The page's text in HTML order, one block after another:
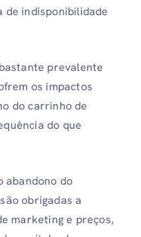
indisponibilidade
prevalente
os impactos
do carrinho de
do que
abandono do
obrigadas a
marketing e preços,